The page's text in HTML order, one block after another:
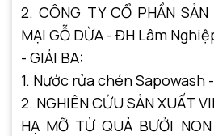
2. CÔNG TY CỔ PHẦN SẢN
MẠI GỖ DỪA - ĐH Lâm
- GIẢI BA:
1. Nước rửa chén Sapowash
2. NGHIÊN CỨU SẢN XUẤT
HẠ MỠ TỪ QUẢ BƯỞI